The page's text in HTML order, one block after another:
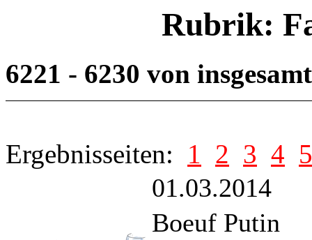
Rubrik:
6221 - 6230 von
Ergebnisseiten: 1 2 3 4 5
01.03.2014
Boeuf Putin